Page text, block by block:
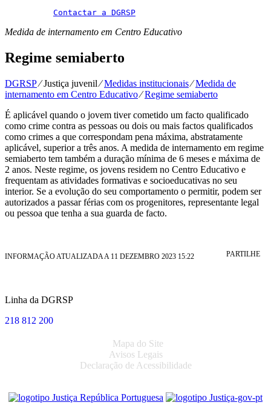
Contactar a DGRSP
Medida de internamento em Centro Educativo
Regime semiaberto
DGRSP⁄Justiça juvenil⁄Medidas institucionais⁄Medida de
internamento em Centro Educativo⁄Regime semiaberto
É aplicável quando o jovem tiver cometido um facto qualificado
como crime contra as pessoas ou dois ou mais factos qualificados
como crimes a que correspondam pena máxima, abstratamente
aplicável, superior a três anos. A medida de internamento em regime
semiaberto tem também a duração mínima de 6 meses e máxima de
2 anos. Neste regime, os jovens residem no Centro Educativo e
frequentam as atividades formativas e socioeducativas no seu
interior. Se a evolução do seu comportamento o permitir, podem ser
autorizados a passar férias com os progenitores, representante legal
ou pessoa que tenha a sua guarda de facto.
INFORMAÇÃO ATUALIZADA A 11 DEZEMBRO 2023 15:22 PARTILHE
Linha da DGRSP
218 812 200
Mapa do Site
Avisos Legais
Declaração de Acessibilidade